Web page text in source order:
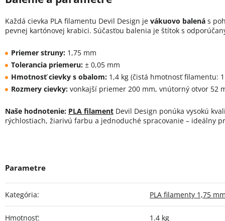
Každá cievka PLA filamentu Devil Design je vákuovo balená s
pevnej kartónovej krabici. Súčasťou balenia je štítok s
Priemer struny: 1,75 mm
Tolerancia priemeru: ± 0,05 mm
Hmotnosť cievky s obalom: 1,4 kg (čistá hmotnosť filamentu:
Rozmery cievky: vonkajší priemer 200 mm, vnútorný otvor 52
Naše hodnotenie: PLA filament Devil Design ponúka vysokú
rýchlostiach, žiarivú farbu a jednoduché spracovanie – ideálny
Kategória: PLA filamenty 1,75
Hmotnosť: 1.4 kg